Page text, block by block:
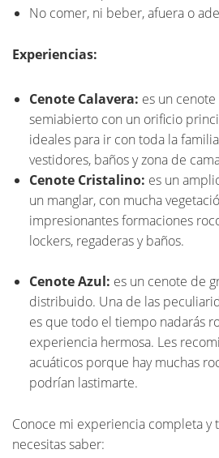
No comer, ni beber, afuera o
Experiencias:
Cenote Calavera: es un
semiabierto con un orificio
ideales para ir con toda la
vestidores, baños y zona de
Cenote Cristalino: es un
un manglar, con mucha
impresionantes formaciones
lockers, regaderas y baños.
Cenote Azul: es un cenote de
distribuido. Una de las
es que todo el tiempo nadarás
experiencia hermosa. Les
acuáticos porque hay muchas
podrían lastimarte.
Conoce mi experiencia completa y
necesitas saber: